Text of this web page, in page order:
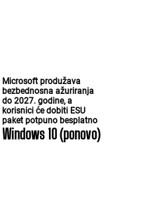
Microsoft produžava
bezbednosna ažuriranja
do 2027. godine, a
korisnici će dobiti ESU
paket potpuno besplatno
Windows 10 (ponovo)